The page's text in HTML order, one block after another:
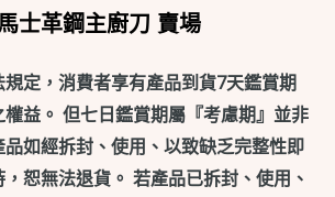
士革鋼主廚刀 賣場
定，消費者享有產品到貨7天鑑賞期
權益。 但七日鑑賞期屬『考慮期』並非
品如經拆封、使用、以致缺乏完整性即
恕無法退貨。 若產品已拆封、使用、